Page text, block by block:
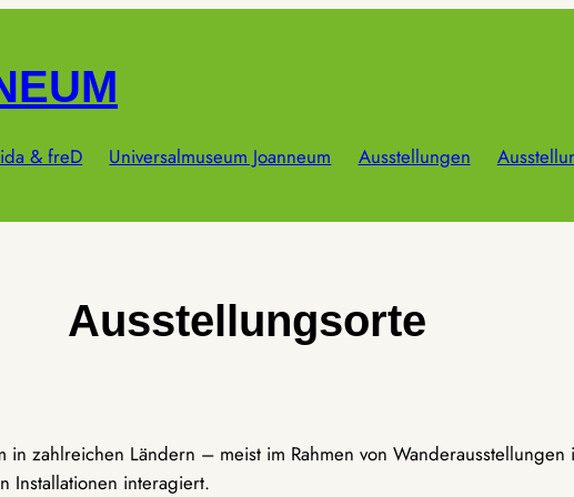
& freD Universalmuseum Joanneum Ausstellungen
Ausstellungsorte
in zahlreichen Ländern – meist im Rahmen von
Installationen interagiert.